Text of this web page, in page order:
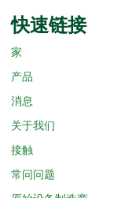
快速链接
家
产品
消息
关于我们
接触
常问问题